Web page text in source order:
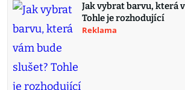
Jak vybrat barvu, která
Tohle je rozhodující
Reklama